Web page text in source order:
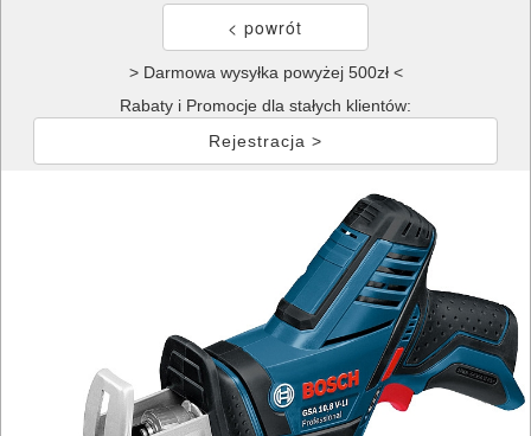
> Darmowa wysyłka powyżej 500zł <
Rabaty i Promocje dla stałych klientów:
Rejestracja >